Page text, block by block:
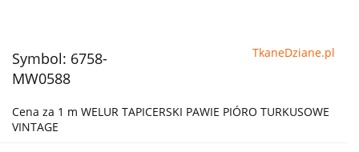
Symbol: 6758-
MW0588
TkaneDziane.pl
Cena za 1 m WELUR TAPICERSKI PAWIE PIÓRO TURKUSOWE
VINTAGE